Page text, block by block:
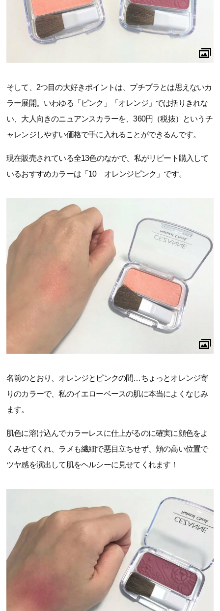
そして、2つ目の大好きポイントは、プチプラとは思えないカ
ラー展開。いわゆる「ピンク」「オレンジ」では括りきれな
い、大人向きのニュアンスカラーを、360円（税抜）というチ
ャレンジしやすい価格で手に入れることができるんです。
現在販売されている全13色のなかで、私がリピート購入して
いるおすすめカラーは「10 オレンジピンク」です。
名前のとおり、オレンジとピンクの間…ちょっとオレンジ寄
りのカラーで、私のイエローベースの肌に本当によくなじみ
ます。
肌色に溶け込んでカラーレスに仕上がるのに確実に顔色をよ
くみせてくれ、ラメも繊細で悪目立ちせず、頬の高い位置で
ツヤ感を演出して肌をヘルシーに見せてくれます！